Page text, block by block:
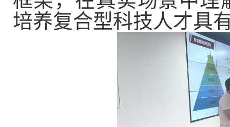
培养复合型科技人才具